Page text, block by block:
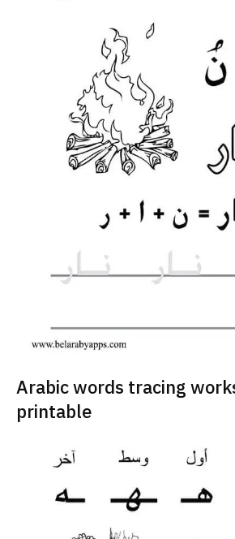
Arabic words tracing
printable